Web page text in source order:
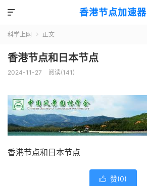
香港节点加速器

科学上网  正文
香港节点和日本节点
2024-11-27 阅读(141)
香港节点和日本节点
 赞(0)